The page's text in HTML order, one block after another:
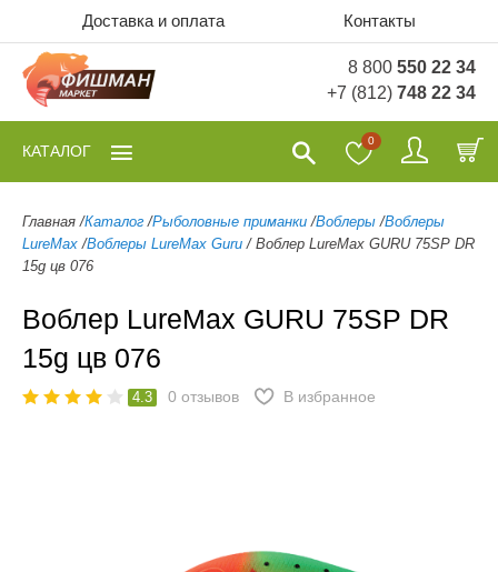
Доставка и оплата Контакты
8 800 550 22 34
+7 (812) 748 22 34
0
КАТАЛОГ
Главная /Каталог /Рыболовные приманки /Воблеры /Воблеры
LureMax /Воблеры LureMax Guru / Воблер LureMax GURU 75SP DR
15g цв 076
Воблер LureMax GURU 75SP DR
15g цв 076
4.3 0 отзывов В избранное